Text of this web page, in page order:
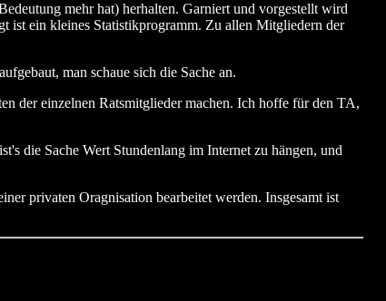
mehr hat) herhalten. Garniert und vorgestellt wird
ist ein kleines Statistikprogramm. Zu allen Mitgliedern der
man schaue sich die Sache an.
der einzelnen Ratsmitglieder machen. Ich hoffe für den TA,
die Sache Wert Stundenlang im Internet zu hängen, und
privaten Oragnisation bearbeitet werden. Insgesamt ist